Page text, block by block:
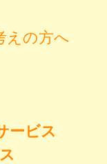
えの方へ
ービス